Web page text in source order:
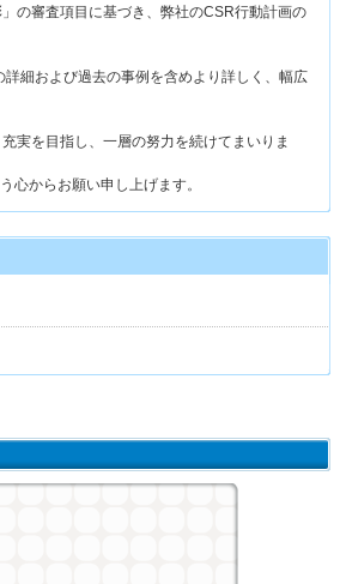
の審査項目に基づき、弊社のCSR行動計画の
細および過去の事例を含めより詳しく、幅広
実を目指し、一層の努力を続けてまいりま
心からお願い申し上げます。